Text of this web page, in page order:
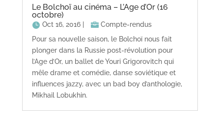
Le Bolchoï au cinéma – L’Age d’Or (16
octobre)
Oct 16, 2016|
Compte-rendus
Pour sa nouvelle saison, le Bolchoï nous fait
plonger dans la Russie post-révolution pour
l’Age d’Or, un ballet de Youri Grigorovitch qui
mêle drame et comédie, danse soviétique et
influences jazzy, avec un bad boy d’anthologie,
Mikhail Lobukhin.